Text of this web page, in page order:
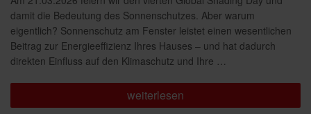
damit die Bedeutung des Sonnenschutzes. Aber warum
eigentlich? Sonnenschutz am Fenster leistet einen wesentlichen
Beitrag zur Energieeffizienz Ihres Hauses – und hat dadurch
direkten Einfluss auf den Klimaschutz und Ihre …
„Energie
sparen
weiterlesen